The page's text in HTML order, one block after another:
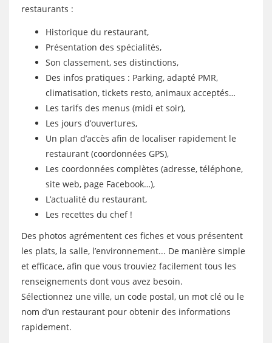
restaurants :
Historique du restaurant,
Présentation des spécialités,
Son classement, ses distinctions,
Des infos pratiques : Parking, adapté PMR,
climatisation, tickets resto, animaux acceptés…
Les tarifs des menus (midi et soir),
Les jours d’ouvertures,
Un plan d’accès afin de localiser rapidement le
restaurant (coordonnées GPS),
Les coordonnées complètes (adresse, téléphone,
site web, page Facebook…),
L’actualité du restaurant,
Les recettes du chef !
Des photos agrémentent ces fiches et vous présentent
les plats, la salle, l’environnement... De manière simple
et efficace, afin que vous trouviez facilement tous les
renseignements dont vous avez besoin.
Sélectionnez une ville, un code postal, un mot clé ou le
nom d’un restaurant pour obtenir des informations
rapidement.